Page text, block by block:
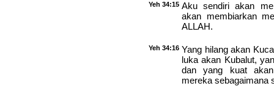
Yeh 34:15 Aku sendiri akan
akan membiarkan
ALLAH.
Yeh 34:16 Yang hilang akan
luka akan Kubalut,
dan yang kuat akan
mereka sebagaimana